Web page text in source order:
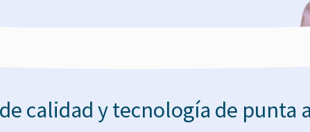
calidad y tecnología de punta